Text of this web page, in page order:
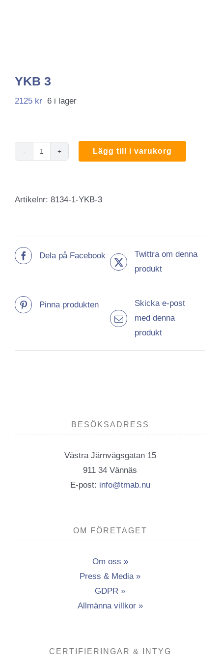
YKB 3
2125 kr 6 i lager
Lägg till i varukorg
Artikelnr: 8134-1-YKB-3
Dela på Facebook
Twittra om denna
produkt
Pinna produkten
Skicka e-post
med denna
produkt
BESÖKSADRESS
Västra Järnvägsgatan 15
911 34 Vännäs
E-post: info@tmab.nu
OM FÖRETAGET
Om oss »
Press & Media »
GDPR »
Allmänna villkor »
CERTIFIERINGAR & INTYG